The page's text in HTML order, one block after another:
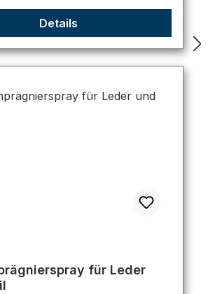
Details
für Leder